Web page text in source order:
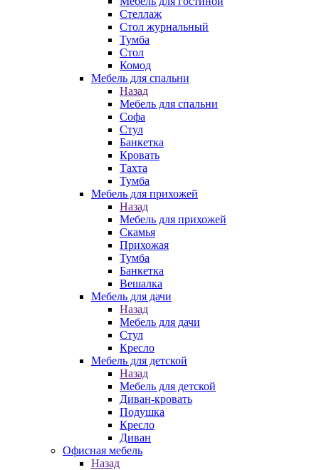
Стеллаж
Стол журнальный
Тумба
Стол
Комод
Мебель для спальни
Назад
Мебель для спальни
Софа
Стул
Банкетка
Кровать
Тахта
Тумба
Мебель для прихожей
Назад
Мебель для прихожей
Скамья
Прихожая
Тумба
Банкетка
Вешалка
Мебель для дачи
Назад
Мебель для дачи
Стул
Кресло
Мебель для детской
Назад
Мебель для детской
Диван-кровать
Подушка
Кресло
Диван
Офисная мебель
Назад